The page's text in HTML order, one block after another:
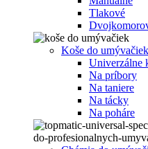
Tlakové
Koše do umývačiek
Univerzálne
Na príbory
Na taniere
Na tácky
Na poháre